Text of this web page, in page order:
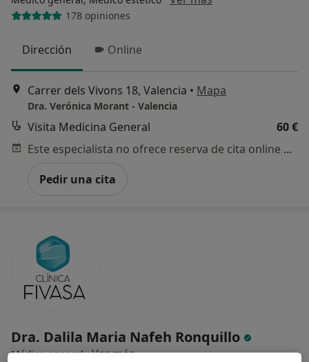
178 opiniones
Dirección Online
Carrer dels Vivons 18, Valencia • Mapa
Dra. Verónica Morant - Valencia
Visita Medicina General
60 €
Este especialista no ofrece reserva de cita online en esta dirección.
Pedir una cita
Dra. Dalila Maria Nafeh Ronquillo
Médica general·Ver más